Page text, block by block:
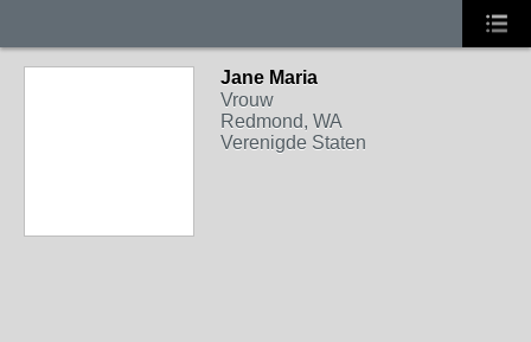
Jane Maria
Vrouw
Redmond, WA
Verenigde Staten